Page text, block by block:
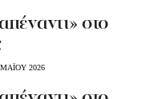
στο
2026